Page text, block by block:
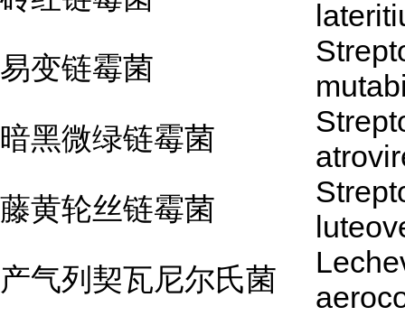
易变链霉菌
暗黑微绿链霉菌
藤黄轮丝链霉菌
产气列契瓦尼尔氏菌